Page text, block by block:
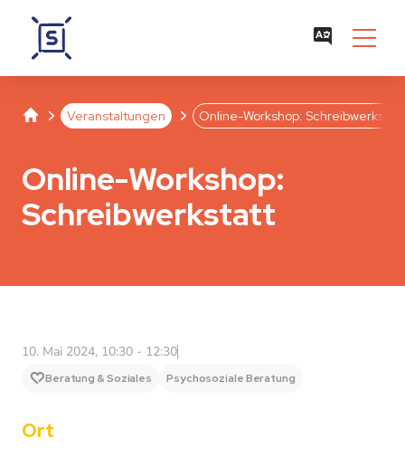
Studentenwerk Leipzig
SeparatorVeranstaltungen
Separator Online-Workshop: Schreibwerkstatt
Online-Workshop:
Schreibwerkstatt
10. Mai 2024, 10:30 - 12:30
Beratung & Soziales Psychosoziale Beratung
Ort